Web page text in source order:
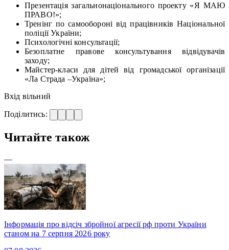
Презентація загальнонаціонального проекту «Я МАЮ
ПРАВО!»;
Тренінг по самообороні від працівників Національної
поліції України;
Психологічні консультації;
Безоплатне правове консультування відвідувачів
заходу;
Майстер-класи для дітей від громадської організації
«Ла Страда –Україна»;
Вхід вільний
Поділитись:
Читайте також
—
Інформація про відсіч збройної агресії рф проти України
станом на 7 серпня 2026 року